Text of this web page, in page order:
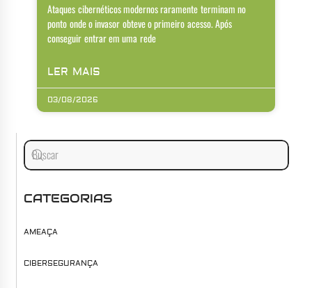
Ataques cibernéticos modernos raramente terminam no
ponto onde o invasor obteve o primeiro acesso. Após
conseguir entrar em uma rede
LER MAIS
03/08/2026
CATEGORIAS
AMEAÇA
CIBERSEGURANÇA